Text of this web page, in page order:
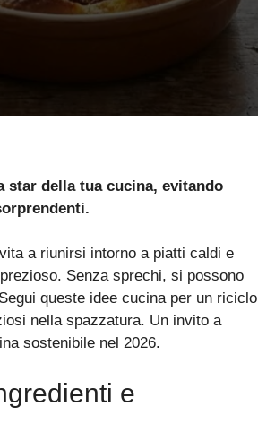
star della tua cucina, evitando
a riunirsi intorno a piatti caldi e
Senza sprechi, si possono
queste idee cucina per un riciclo
nella spazzatura. Un invito a
sostenibile nel 2026.
e